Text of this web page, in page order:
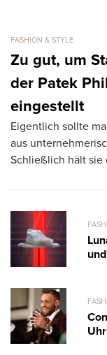
FASHION & STYLE
Zu gut, um
der Patek
eingestellt
Eigentlich sollte
aus
Schließlich hält